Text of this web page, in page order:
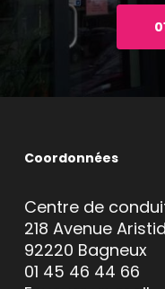
Coordonnées
Centre de
218 Avenue
92220 Bagneux
01 45 46 44 66